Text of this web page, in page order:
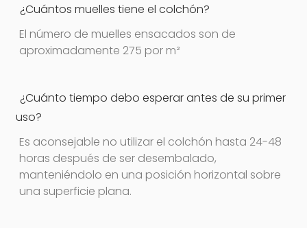
¿Cuántos muelles tiene el colchón?
El número de muelles ensacados son de
aproximadamente 275 por m²
¿Cuánto tiempo debo esperar antes de su primer
uso?
Es aconsejable no utilizar el colchón hasta 24-48
horas después de ser desembalado,
manteniéndolo en una posición horizontal sobre
una superficie plana.